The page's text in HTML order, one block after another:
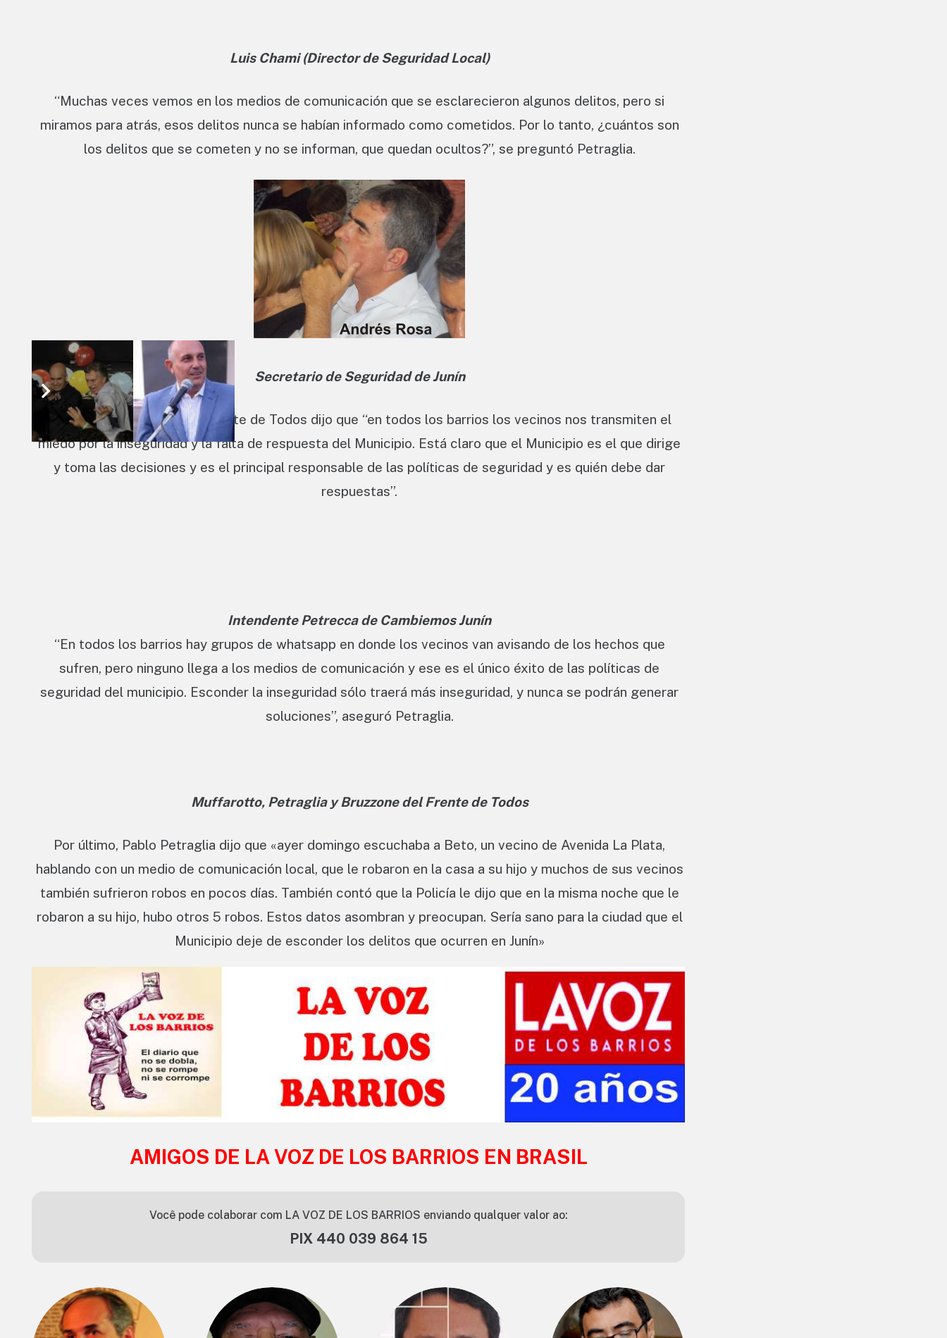
Luis Chami (Director de Seguridad Local)
“Muchas veces vemos en los medios de comunicación que se esclarecieron algunos delitos, pero si
miramos para atrás, esos delitos nunca se habían informado como cometidos. Por lo tanto, ¿cuántos son
los delitos que se cometen y no se informan, que quedan ocultos?”, se preguntó Petraglia.
Secretario de Seguridad de Junín
Además, el candidato del Frente de Todos dijo que “en todos los barrios los vecinos nos transmiten el
miedo por la inseguridad y la falta de respuesta del Municipio. Está claro que el Municipio es el que dirige
y toma las decisiones y es el principal responsable de las políticas de seguridad y es quién debe dar
respuestas”.
Intendente Petrecca de Cambiemos Junín
“En todos los barrios hay grupos de whatsapp en donde los vecinos van avisando de los hechos que
sufren, pero ninguno llega a los medios de comunicación y ese es el único éxito de las políticas de
seguridad del municipio. Esconder la inseguridad sólo traerá más inseguridad, y nunca se podrán generar
soluciones”, aseguró Petraglia.
Muffarotto, Petraglia y Bruzzone del Frente de Todos
Por último, Pablo Petraglia dijo que «ayer domingo escuchaba a Beto, un vecino de Avenida La Plata,
hablando con un medio de comunicación local, que le robaron en la casa a su hijo y muchos de sus vecinos
también sufrieron robos en pocos días. También contó que la Policía le dijo que en la misma noche que le
robaron a su hijo, hubo otros 5 robos. Estos datos asombran y preocupan. Sería sano para la ciudad que el
Municipio deje de esconder los delitos que ocurren en Junín»
AMIGOS DE LA VOZ DE LOS BARRIOS EN BRASIL
Você pode colaborar com LA VOZ DE LOS BARRIOS enviando qualquer valor ao:
PIX 440 039 864 15